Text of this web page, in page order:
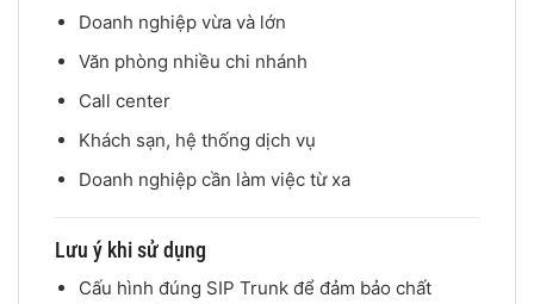
Doanh nghiệp vừa và lớn
Văn phòng nhiều chi nhánh
Call center
Khách sạn, hệ thống dịch vụ
Doanh nghiệp cần làm việc từ xa
Lưu ý khi sử dụng
Cấu hình đúng SIP Trunk để đảm bảo chất